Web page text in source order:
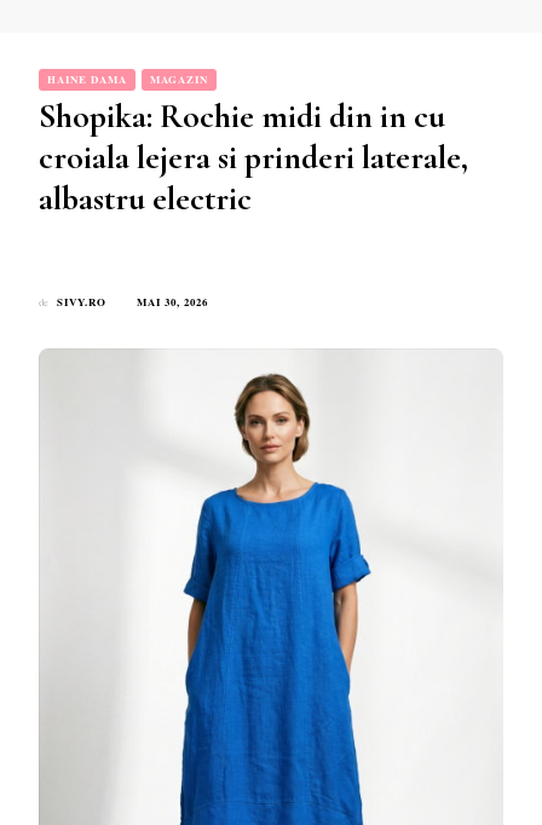
HAINE DAMA MAGAZIN
Shopika: Rochie midi din in cu
croiala lejera si prinderi laterale,
albastru electric
de SIVY.RO MAI 30, 2026